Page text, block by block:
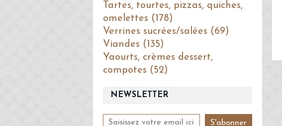
NEWSLETTER
Tartes, tourtes, pizzas, quiches,
omelettes (178)
Verrines sucrées/salées (69)
Viandes (135)
Yaourts, crèmes dessert,
compotes (52)